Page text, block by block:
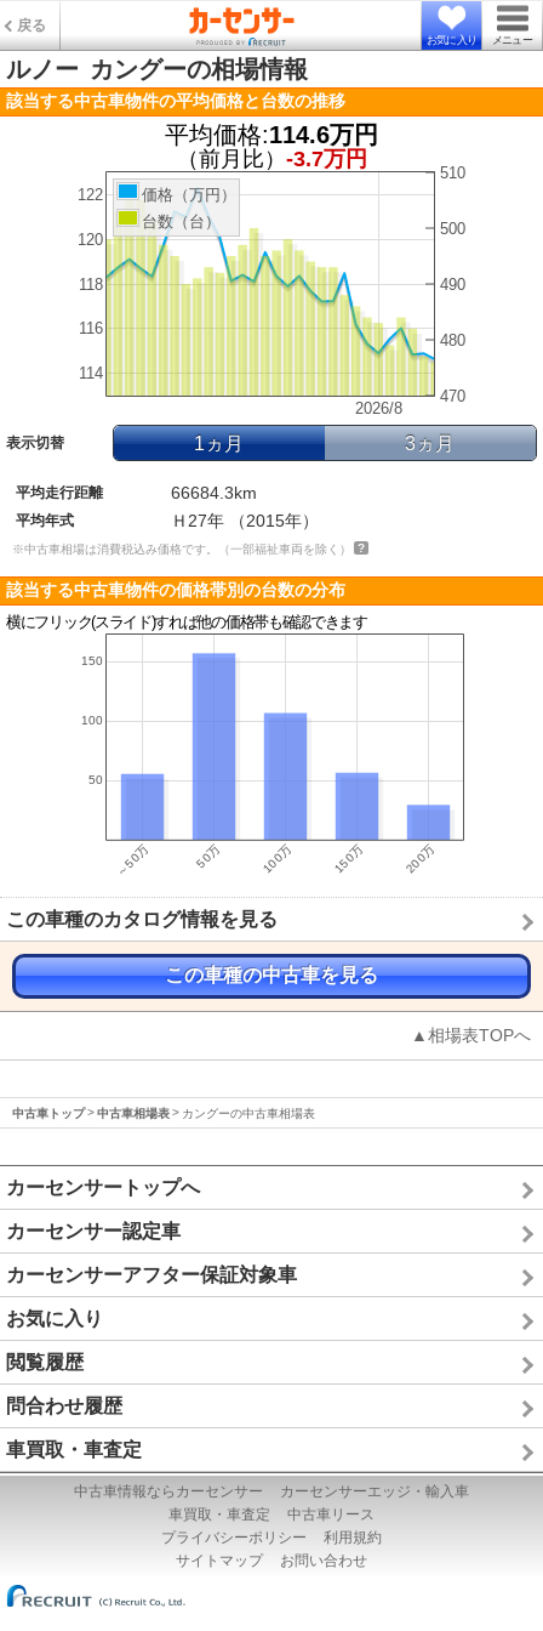
戻る
お気に入り メニュー
ルノー カングーの相場情報
該当する中古車物件の平均価格と台数の推移
平均価格:114.6万円
（前月比） -3.7万円
2026/8
114
116
118
120
122
470
480
490
500
510
価格（万円）
台数（台）
表示切替 1ヵ月 3ヵ月
平均走行距離 66684.3km
平均年式 Ｈ27年 （2015年）
※中古車相場は消費税込み価格です。（一部福祉車両を除く）
該当する中古車物件の価格帯別の台数の分布
横にフリック(スライド)すれば他の価格帯も確認できます
この車種のカタログ情報を見る
この車種の中古車を見る
▲相場表TOPへ
中古車トップ 中古車相場表 カングーの中古車相場表
カーセンサートップへ
カーセンサー認定車
カーセンサーアフター保証対象車
お気に入り
閲覧履歴
問合わせ履歴
車買取・車査定
中古車情報ならカーセンサー
カーセンサーエッジ・輸入車
車買取・車査定
中古車リース
プライバシーポリシー
利用規約
サイトマップ
お問い合わせ